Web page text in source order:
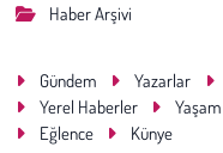
Haber Arşivi
Gündem Yazarlar
Yerel Haberler
Yaşam
Eğlence
Künye